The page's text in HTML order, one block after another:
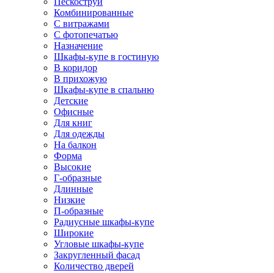
Комбинированные
С витражами
С фотопечатью
Назначение
Шкафы-купе в гостиную
В коридор
В прихожую
Шкафы-купе в спальню
Детские
Офисные
Для книг
Для одежды
На балкон
Форма
Высокие
Г-образные
Длинные
Низкие
П-образные
Радиусные шкафы-купе
Широкие
Угловые шкафы-купе
Закругленный фасад
Количество дверей